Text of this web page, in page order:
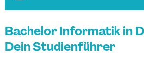
Bachelor Informatik in
Dein Studienführer